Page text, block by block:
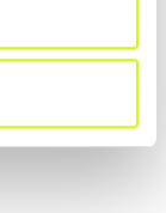
und die